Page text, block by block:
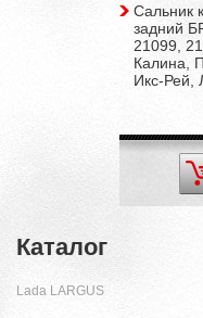
Сальник
задний
21099,
Калина,
Икс-Рей,
Каталог
Lada LARGUS